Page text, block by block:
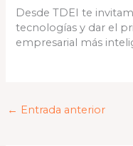
Desde TDEI te
tecnologías y dar el
empresarial más
← Entrada anterior